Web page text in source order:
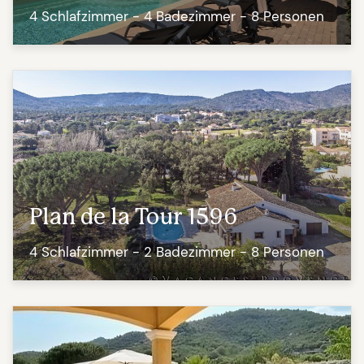
4 Schlafzimmer - 4 Badezimmer - 8 Personen
Plan de la Tour 1596
4 Schlafzimmer - 2 Badezimmer - 8 Personen